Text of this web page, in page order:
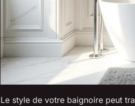
Le style de votre baignoire peut